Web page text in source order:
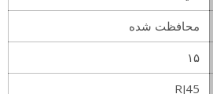
محافظت شده
۱۵
RJ45